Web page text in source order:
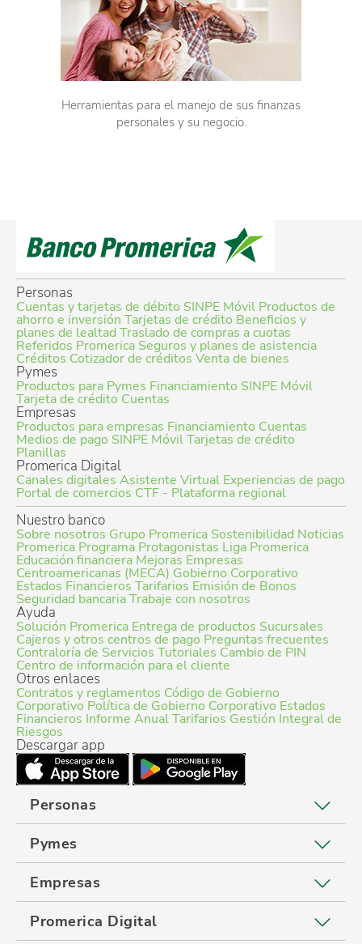
Herramientas para el manejo de sus finanzas
personales y su negocio.
Personas
Cuentas y tarjetas de débito SINPE Móvil Productos de
ahorro e inversión Tarjetas de crédito Beneficios y
planes de lealtad Traslado de compras a cuotas
Referidos Promerica Seguros y planes de asistencia
Créditos Cotizador de créditos Venta de bienes
Pymes
Productos para Pymes Financiamiento SINPE Móvil
Tarjeta de crédito Cuentas
Empresas
Productos para empresas Financiamiento Cuentas
Medios de pago SINPE MóvilTarjetas de crédito
Planillas
Promerica Digital
Canales digitales Asistente Virtual Experiencias de pago
Portal de comercios CTF - Plataforma regional
Nuestro banco
Sobre nosotros Grupo Promerica Sostenibilidad Noticias
Promerica Programa Protagonistas Liga Promerica
Educación financiera Mejoras Empresas
Centroamericanas (MECA) Gobierno Corporativo
Estados Financieros Tarifarios Emisión de Bonos
Seguridad bancariaTrabaje con nosotros
Ayuda
Solución Promerica Entrega de productos Sucursales
Cajeros y otros centros de pago Preguntas frecuentes
Contraloría de Servicios Tutoriales Cambio de PIN
Centro de información para el cliente
Otros enlaces
Contratos y reglamentos Código de Gobierno
Corporativo Política de Gobierno Corporativo Estados
Financieros Informe AnualTarifarios Gestión Integral de
Riesgos
Descargar app
Personas
Pymes
Empresas
Promerica Digital